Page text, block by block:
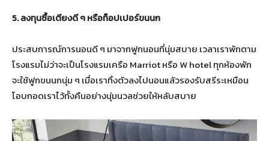
5. ลงทุนซื้อเตียงดี ๆ หรือท็อปเปอร์ขนนก
ประสบการณ์การนอนดี ๆ มาจากฟูกนอนที่นุ่มสบาย เวลาเราพักตาม
โรงแรมไม่ว่าจะเป็นโรงแรมเครือ Marriot หรือ W hotel ทุกห้องพัก
จะใช้ฟูกขนนกนุ่ม ๆ เมื่อเราทิ้งตัวลงไปนอนแล้วรองรับสรีระเหมือน
โอบกอดเราไว้ทั้งคืนอย่างนุ่มนวลช่วยให้หลับสบาย